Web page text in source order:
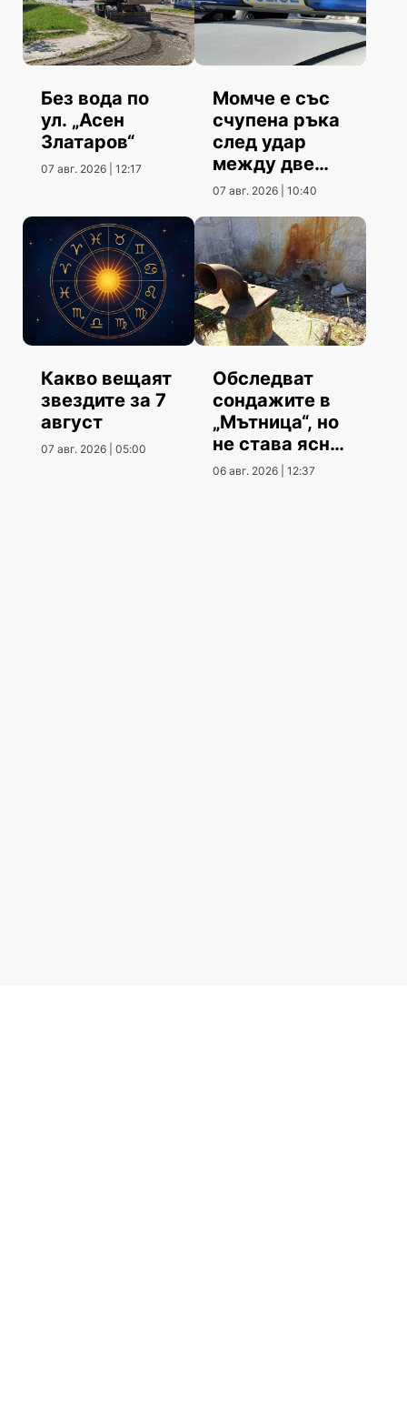
Без вода по
ул. „Асен
Златаров“
07 авг. 2026 | 12:17
Момче е със
счупена ръка
след удар
между две
коли
07 авг. 2026 | 10:40
Какво вещаят
звездите за 7
август
07 авг. 2026 | 05:00
Обследват
сондажите в
„Мътница“, но
не става ясно
кога
06 авг. 2026 | 12:37